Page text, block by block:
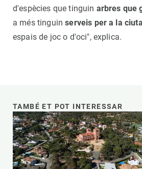
d'espècies que tinguin arbres que
a més tinguinserveis per a la
espais de joc o d'oci", explica.
TAMBÉ ET POT INTERESSAR